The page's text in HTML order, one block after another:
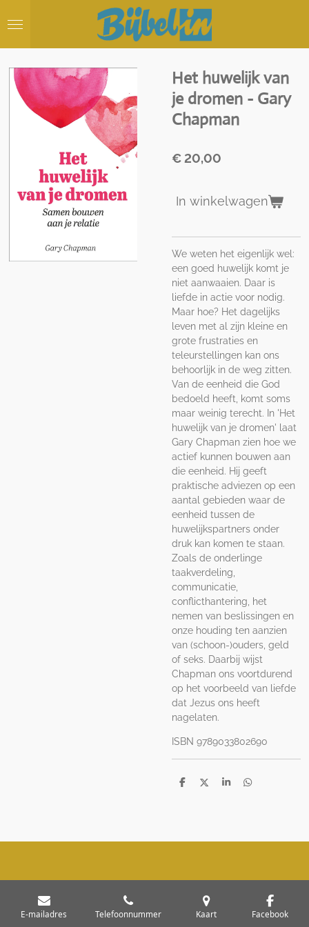
direct
hoofdinhoud
Het huwelijk van
je dromen - Gary
Chapman
€ 20,00
In winkelwagen
We weten het eigenlijk wel:
een goed huwelijk komt je
niet aanwaaien. Daar is
liefde in actie voor nodig.
Maar hoe? Het dagelijks
leven met al zijn kleine en
grote frustraties en
teleurstellingen kan ons
behoorlijk in de weg zitten.
Van de eenheid die God
bedoeld heeft, komt soms
maar weinig terecht. In 'Het
huwelijk van je dromen' laat
Gary Chapman zien hoe we
actief kunnen bouwen aan
die eenheid. Hij geeft
praktische adviezen op een
aantal gebieden waar de
eenheid tussen de
huwelijkspartners onder
druk kan komen te staan.
Zoals de onderlinge
taakverdeling,
communicatie,
conflicthantering, het
nemen van beslissingen en
onze houding ten aanzien
van (schoon-)ouders, geld
of seks. Daarbij wijst
Chapman ons voortdurend
op het voorbeeld van liefde
dat Jezus ons heeft
nagelaten.
ISBN 9789033802690
D
D
S
D
E-mailadres Telefoonnummer Kaart Facebook